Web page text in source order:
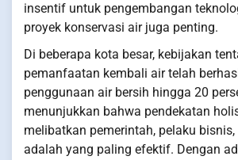
insentif untuk pengembangan
proyek konservasi air juga penting.
Di beberapa kota besar, kebijakan
pemanfaatan kembali air telah
penggunaan air bersih hingga 20
menunjukkan bahwa pendekatan
melibatkan pemerintah, pelaku
adalah yang paling efektif. Dengan